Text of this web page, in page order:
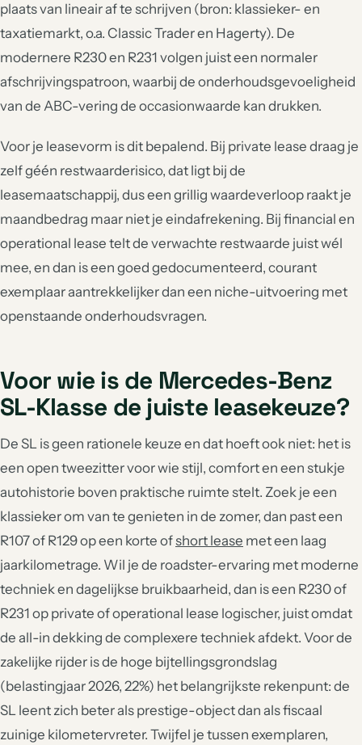
plaats van lineair af te schrijven (bron: klassieker- en
taxatiemarkt, o.a. Classic Trader en Hagerty). De
modernere R230 en R231 volgen juist een normaler
afschrijvingspatroon, waarbij de onderhoudsgevoeligheid
van de ABC-vering de occasionwaarde kan drukken.
Voor je leasevorm is dit bepalend. Bij private lease draag je
zelf géén restwaarderisico, dat ligt bij de
leasemaatschappij, dus een grillig waardeverloop raakt je
maandbedrag maar niet je eindafrekening. Bij financial en
operational lease telt de verwachte restwaarde juist wél
mee, en dan is een goed gedocumenteerd, courant
exemplaar aantrekkelijker dan een niche-uitvoering met
openstaande onderhoudsvragen.
Voor wie is de Mercedes-Benz
SL-Klasse de juiste leasekeuze?
De SL is geen rationele keuze en dat hoeft ook niet: het is
een open tweezitter voor wie stijl, comfort en een stukje
autohistorie boven praktische ruimte stelt. Zoek je een
klassieker om van te genieten in de zomer, dan past een
R107 of R129 op een korte ofshort lease met een laag
jaarkilometrage. Wil je de roadster-ervaring met moderne
techniek en dagelijkse bruikbaarheid, dan is een R230 of
R231 op private of operational lease logischer, juist omdat
de all-in dekking de complexere techniek afdekt. Voor de
zakelijke rijder is de hoge bijtellingsgrondslag
(belastingjaar 2026, 22%) het belangrijkste rekenpunt: de
SL leent zich beter als prestige-object dan als fiscaal
zuinige kilometervreter. Twijfel je tussen exemplaren,